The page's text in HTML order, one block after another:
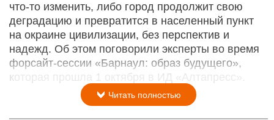
что-то изменить, либо город продолжит свою
деградацию и превратится в населенный пункт
на окраине цивилизации, без перспектив и
надежд. Об этом поговорили эксперты во время
форсайт-сессии «Барнаул: образ будущего»,
которая прошла 1 октября в ИД «Алтапресс».
Читать полностью